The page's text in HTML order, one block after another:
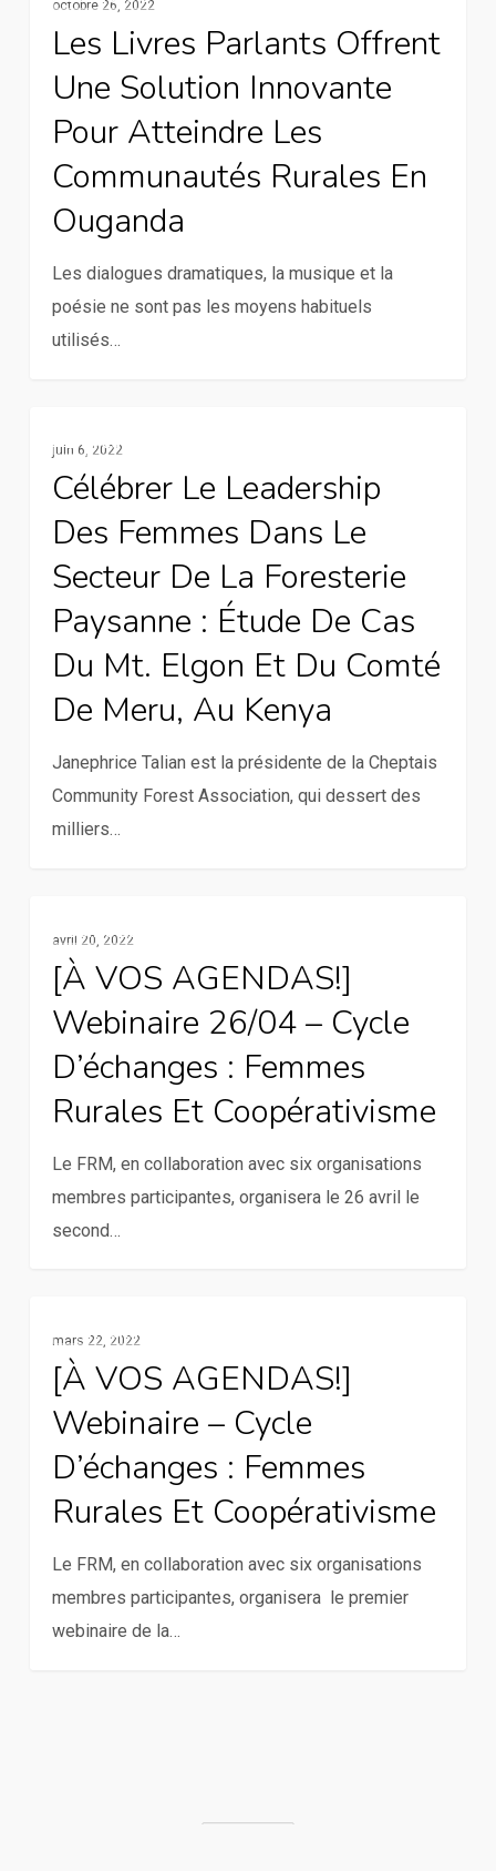
livres
parlants
offrent
solution
innovante
pour
communautés
rurales
octobre 26, 2022
Les Livres Parlants Offrent
Une Solution Innovante
Pour Atteindre Les
Communautés Rurales En
Ouganda
Les dialogues dramatiques, la musique et la
poésie ne sont pas les moyens habituels
utilisés…
leadership
des
dans
secteur
foresterie
paysanne
Elgon
comté
En Vedette
juin 6, 2022
Célébrer Le Leadership
Des Femmes Dans Le
Secteur De La Foresterie
Paysanne : Étude De Cas
Du Mt. Elgon Et Du Comté
De Meru, Au Kenya
Janephrice Talian est la présidente de la Cheptais
Community Forest Association, qui dessert des
milliers…
VOS
AGENDAS!]
Webinaire
Cycle
femmes
rurales
Genre Et Jeunesse
avril 20, 2022
[À VOS AGENDAS!]
Webinaire 26/04 – Cycle
D’échanges : Femmes
Rurales Et Coopérativisme
Le FRM, en collaboration avec six organisations
membres participantes, organisera le 26 avril le
second…
VOS
AGENDAS!]
Webinaire
Cycle
d’échanges
Agriculture Familiale
mars 22, 2022
[À VOS AGENDAS!]
Webinaire – Cycle
D’échanges : Femmes
Rurales Et Coopérativisme
Le FRM, en collaboration avec six organisations
membres participantes, organisera le premier
webinaire de la…